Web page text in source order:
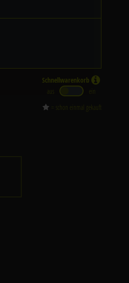
Schnellwarenkorb
aus
ein
= schon einmal gekauft